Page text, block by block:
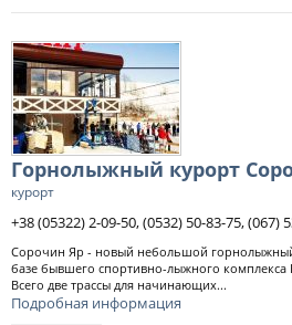
Горнолыжный курорт
курорт
+38 (05322) 2-09-50, (0532) 50-83-75, (067)
Сорочин Яр - новый небольшой
базе бывшего спортивно-лыжного комплекса
Всего две трассы для начинающих...
Подробная информация